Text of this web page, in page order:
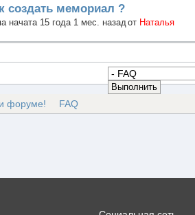
создать мемориал ?
начата 15 года 1 мес. назадот Наталья
форуме! FAQ